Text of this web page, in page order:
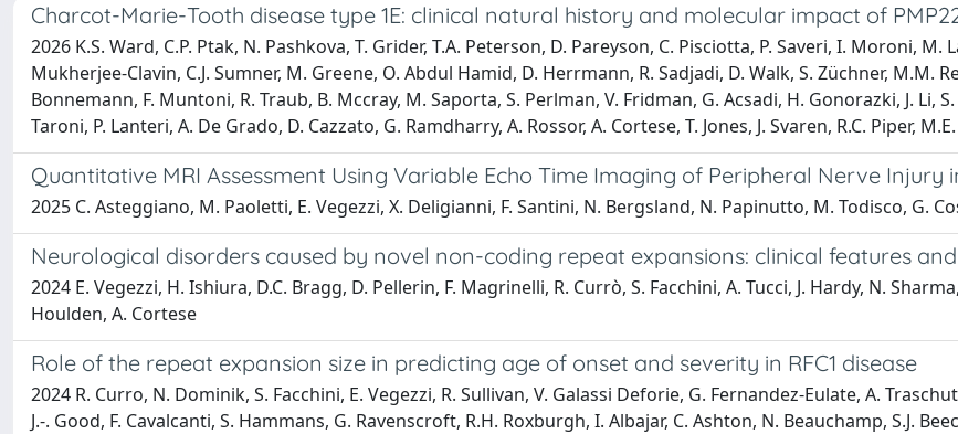
Charcot-Marie-Tooth disease type 1E: clinical natural history and molecular impact of
2026 K.S. Ward, C.P. Ptak, N. Pashkova, T. Grider, T.A. Peterson, D. Pareyson, C. Pisciotta, P. Saveri, I. Moroni, M.
Mukherjee-Clavin, C.J. Sumner, M. Greene, O. Abdul Hamid, D. Herrmann, R. Sadjadi, D. Walk, S. Züchner, M.M.
Bonnemann, F. Muntoni, R. Traub, B. Mccray, M. Saporta, S. Perlman, V. Fridman, G. Acsadi, H. Gonorazki, J. Li,
Taroni, P. Lanteri, A. De Grado, D. Cazzato, G. Ramdharry, A. Rossor, A. Cortese, T. Jones, J. Svaren, R.C. Piper,
Quantitative MRI Assessment Using Variable Echo Time Imaging of Peripheral Nerve Injury
2025 C. Asteggiano, M. Paoletti, E. Vegezzi, X. Deligianni, F. Santini, N. Bergsland, N. Papinutto, M. Todisco, G.
Neurological disorders caused by novel non-coding repeat expansions: clinical features
2024 E. Vegezzi, H. Ishiura, D.C. Bragg, D. Pellerin, F. Magrinelli, R. Currò, S. Facchini, A. Tucci, J. Hardy, N.
Houlden, A. Cortese
Role of the repeat expansion size in predicting age of onset and severity in RFC1 disease
2024 R. Curro, N. Dominik, S. Facchini, E. Vegezzi, R. Sullivan, V. Galassi Deforie, G. Fernandez-Eulate, A.
J.-. Good, F. Cavalcanti, S. Hammans, G. Ravenscroft, R.H. Roxburgh, I. Albajar, C. Ashton, N. Beauchamp, S.J.